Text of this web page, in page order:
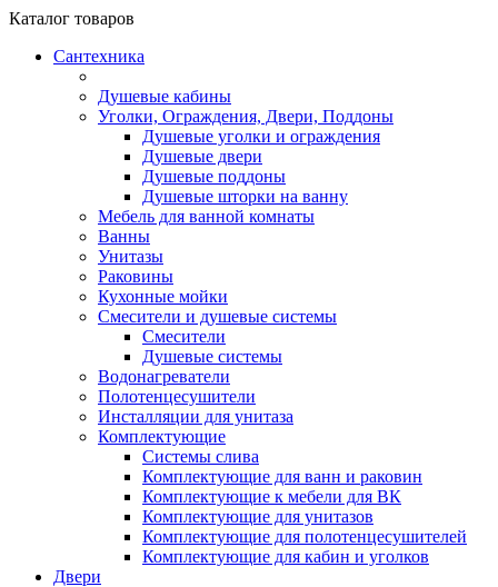
Каталог товаров
Сантехника
Душевые кабины
Уголки, Ограждения, Двери, Поддоны
Душевые уголки и ограждения
Душевые двери
Душевые поддоны
Душевые шторки на ванну
Мебель для ванной комнаты
Ванны
Унитазы
Раковины
Кухонные мойки
Смесители и душевые системы
Смесители
Душевые системы
Водонагреватели
Полотенцесушители
Инсталляции для унитаза
Комплектующие
Системы слива
Комплектующие для ванн и раковин
Комплектующие к мебели для ВК
Комплектующие для унитазов
Комплектующие для полотенцесушителей
Комплектующие для кабин и уголков
Двери